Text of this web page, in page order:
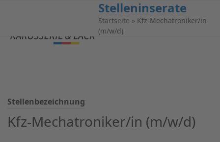
menu
menu
Stelleninserate
Startseite » Kfz-Mechatroniker/in
(m/w/d)
Stellenbezeichnung
Kfz-Mechatroniker/in (m/w/d)